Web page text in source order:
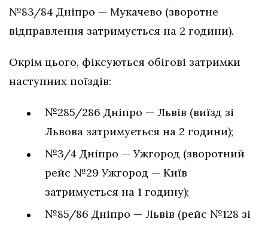
№83/84 Дніпро — Мукачево (зворотне
відправлення затримується на 2 години).
Окрім цього, фіксуються обігові затримки
наступних поїздів:
№285/286 Дніпро — Львів (виїзд зі
Львова затримується на 2 години);
№3/4 Дніпро — Ужгород (зворотний
рейс №29 Ужгород — Київ
затримується на 1 годину);
№85/86 Дніпро — Львів (рейс №128 зі